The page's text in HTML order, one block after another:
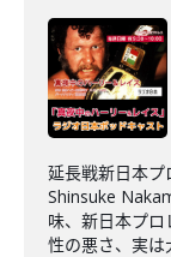
延長戦新日本プ
Shinsuke
味、新日本プ
性の悪さ、実は